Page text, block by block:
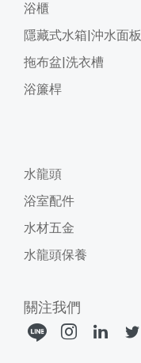
浴櫃
隱藏式水箱|沖水面板
拖布盆|洗衣槽
浴簾桿
水龍頭
浴室配件
水材五金
水龍頭保養
關注我們